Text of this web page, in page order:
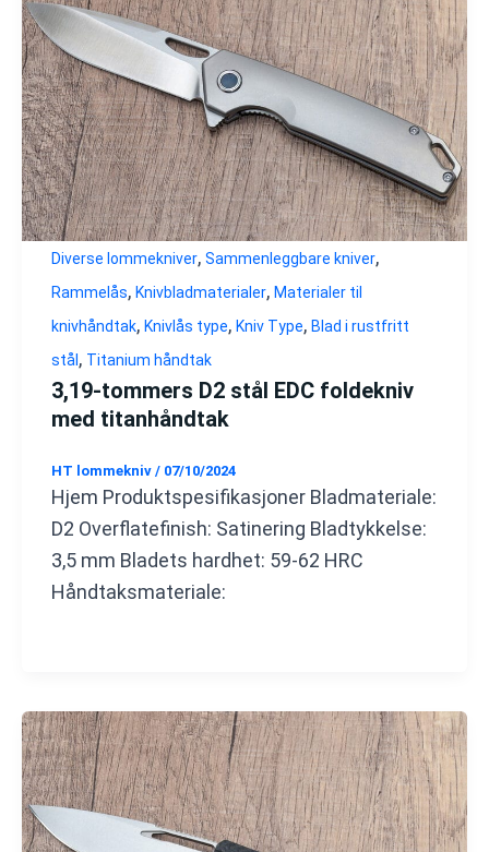
Diverse lommekniver, Sammenleggbare kniver,
Rammelås, Knivbladmaterialer, Materialer til
knivhåndtak, Knivlås type, Kniv Type, Blad i rustfritt
stål , Titanium håndtak
3,19-tommers D2 stål EDC foldekniv
med titanhåndtak
HT lommekniv / 07/10/2024
Hjem Produktspesifikasjoner Bladmateriale:
D2 Overflatefinish: Satinering Bladtykkelse:
3,5 mm Bladets hardhet: 59-62 HRC
Håndtaksmateriale: